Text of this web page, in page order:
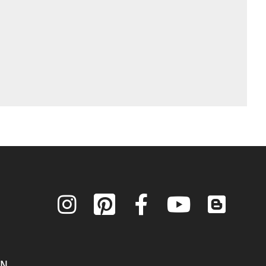
Instagram Pinterest Facebook YouTube